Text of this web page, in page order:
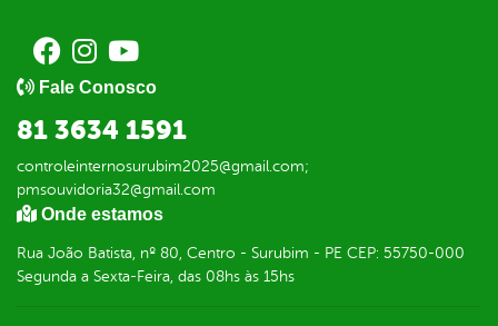
Fale Conosco
81 3634 1591
controleinternosurubim2025@gmail.com;
pmsouvidoria32@gmail.com
Onde estamos
Rua João Batista, nº 80, Centro - Surubim - PE CEP: 55750-000
Segunda a Sexta-Feira, das 08hs às 15hs